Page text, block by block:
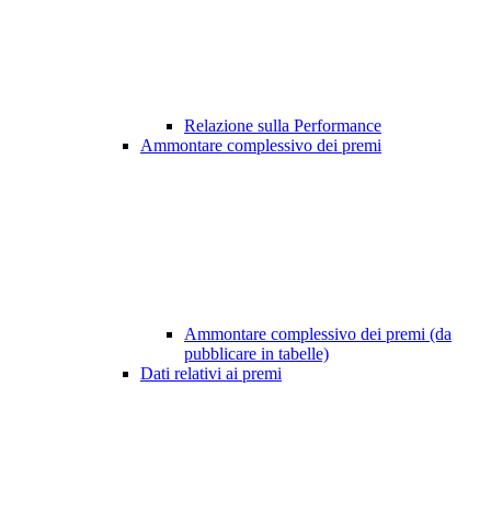
Relazione sulla Performance
Ammontare complessivo dei premi
Ammontare complessivo dei premi (da
pubblicare in tabelle)
Dati relativi ai premi